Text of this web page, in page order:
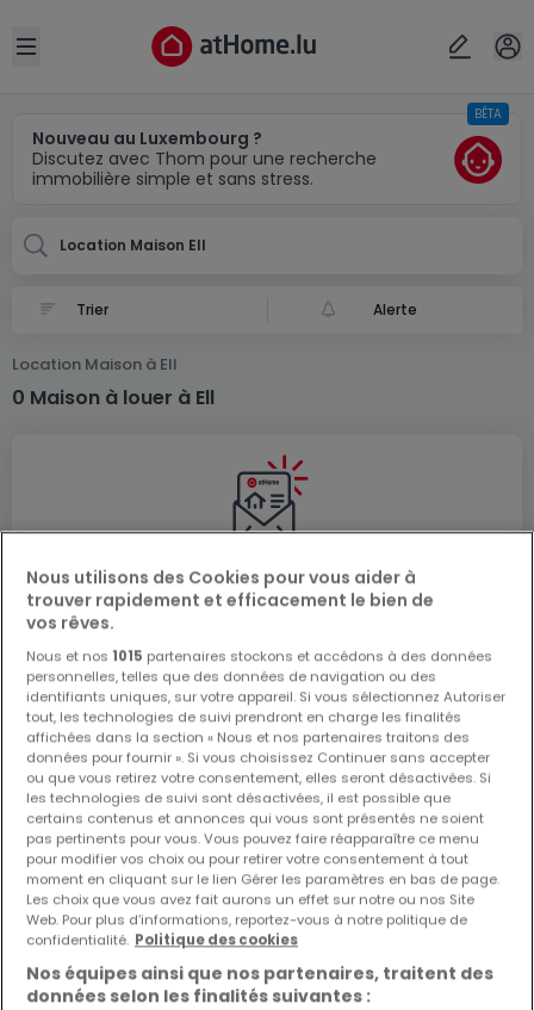
Open sidebar
Nouveau au Luxembourg ?
Discutez avec Thom pour une recherche
immobilière simple et sans stress.
BÊTA
Location Maison Ell
Alerte
Location Maison à Ell
0 Maison à louer à Ell
Les nouvelles annonces et baisses de prix en
avant première !
nouveaux biens ainsi que les changements de prix dans
votre boite email !
Créez une alerte
Maisons en location à proximité
Maisons à louer à Tournai
Maisons à louer à Mouscron
Maisons à louer à Mons
Maisons à louer à Péruwelz
Localité(s)
Annuler OK
Nous utilisons des Cookies pour vous aider à
trouver rapidement et efficacement le bien de
vos rêves.
Nous et nos 1015 partenaires stockons et accédons à des données
personnelles, telles que des données de navigation ou des
identifiants uniques, sur votre appareil. Si vous sélectionnez Autoriser
tout, les technologies de suivi prendront en charge les finalités
affichées dans la section « Nous et nos partenaires traitons des
données pour fournir ». Si vous choisissez Continuer sans accepter
ou que vous retirez votre consentement, elles seront désactivées. Si
les technologies de suivi sont désactivées, il est possible que
certains contenus et annonces qui vous sont présentés ne soient
pas pertinents pour vous. Vous pouvez faire réapparaître ce menu
pour modifier vos choix ou pour retirer votre consentement à tout
moment en cliquant sur le lien Gérer les paramètres en bas de page.
Les choix que vous avez fait aurons un effet sur notre ou nos Site
Web. Pour plus d’informations, reportez-vous à notre politique de
confidentialité. Politique des cookies
Nos équipes ainsi que nos partenaires, traitent des
données selon les finalités suivantes :